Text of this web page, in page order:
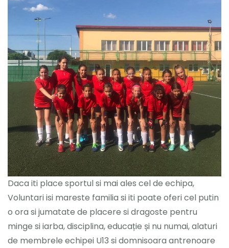
Daca iti place sportul si mai ales cel de echipa,
Voluntari isi mareste familia si iti poate oferi cel putin
o ora si jumatate de placere si dragoste pentru
minge si iarba, disciplina, educație și nu numai, alaturi
de membrele echipei U13 si domnisoara antrenoare